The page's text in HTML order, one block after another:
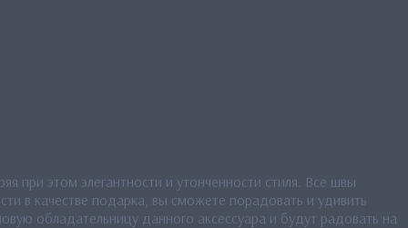
при этом элегантности и утонченности стиля. Все швы
в качестве подарка, вы сможете порадовать и удивить
обладательницу данного аксессуара и будут радовать на